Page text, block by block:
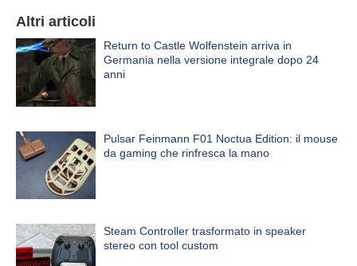
Altri articoli
Return to Castle Wolfenstein arriva in
Germania nella versione integrale dopo 24
anni
Pulsar Feinmann F01 Noctua Edition: il mouse
da gaming che rinfresca la mano
Steam Controller trasformato in speaker
stereo con tool custom